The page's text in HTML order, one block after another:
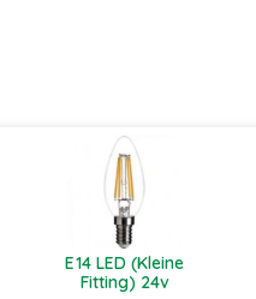
E14 LED (Kleine
Fitting) 24v